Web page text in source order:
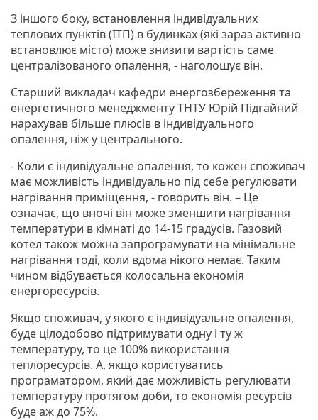
З іншого боку, встановлення індивідуальних
теплових пунктів (ІТП) в будинках (які зараз активно
встановлює місто) може знизити вартість саме
централізованого опалення, - наголошує він.
Старший викладач кафедри енергозбереження та
енергетичного менеджменту ТНТУ Юрій Підгайний
нарахував більше плюсів в індивідуального
опалення, ніж у центрального.
- Коли є індивідуальне опалення, то кожен споживач
має можливість індивідуально під себе регулювати
нагрівання приміщення, - говорить він. – Це
означає, що вночі він може зменшити нагрівання
температури в кімнаті до 14-15 градусів. Газовий
котел також можна запрограмувати на мінімальне
нагрівання тоді, коли вдома нікого немає. Таким
чином відбувається колосальна економія
енергоресурсів.
Якщо споживач, у якого є індивідуальне опалення,
буде цілодобово підтримувати одну і ту ж
температуру, то це 100% використання
теплоресурсів. А, якщо користуватись
програматором, який дає можливість регулювати
температуру протягом доби, то економія ресурсів
буде аж до 75%.